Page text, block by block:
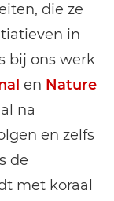
die ze
in
bij ons werk
en Nature
na
en zelfs
de
met koraal